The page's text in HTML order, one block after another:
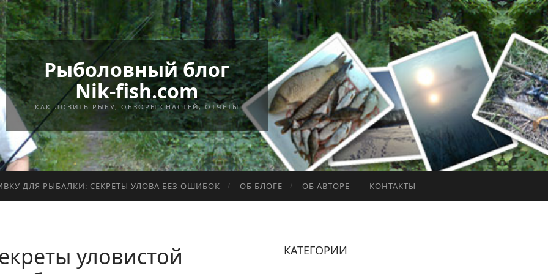
Рыболовный блог
Nik-fish.com
КАК ЛОВИТЬ РЫБУ, ОБЗОРЫ СНАСТЕЙ, ОТЧЕТЫ
ДЛЯ РЫБАЛКИ: СЕКРЕТЫ УЛОВА БЕЗ ОШИБОК ОБ БЛОГЕ ОБ АВТОРЕ КОНТАКТЫ
уловистой
КАТЕГОРИИ